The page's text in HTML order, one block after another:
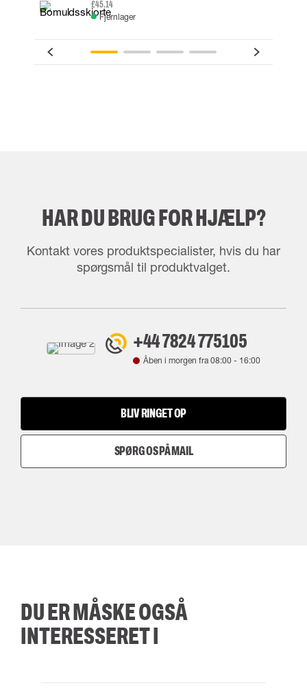
£45.14
Fjernlager
HAR DU BRUG FOR HJÆLP?
Kontakt vores produktspecialister, hvis du har
spørgsmål til produktvalget.
+44 7824 775105
Åben i morgen fra08:00 - 16:00
BLIV RINGET OP
SPØRG OS PÅ MAIL
DU ER MÅSKE OGSÅ
INTERESSERET I